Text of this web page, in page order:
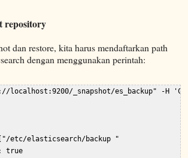
repository
dan restore, kita harus mendaftarkan path
dengan menggunakan perintah:
localhost:9200/_snapshot/es_backup" -H
etc/elasticsearch/backup "
true